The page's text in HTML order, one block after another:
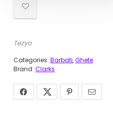
Tezyo
Categories: Barbati,Ghete
Brand: Clarks